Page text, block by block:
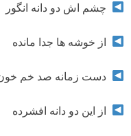
چشم اش دو دانه انگور
از خوشه ها جدا مانده
دست زمانه صد خم
از این دو دانه افشرده